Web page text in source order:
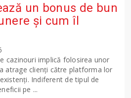
un bonus de bun
și cum îl
cazinouri implică folosirea unor
atrage clienți către platforma lor
Indiferent de tipul de
pe ...